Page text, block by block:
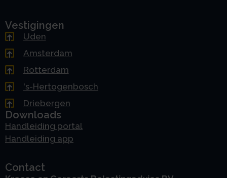
Vestigingen
Uden
Amsterdam
Rotterdam
's-Hertogenbosch
Driebergen
Downloads
Handleiding portal
Handleiding app
Contact